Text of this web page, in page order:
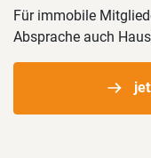
Für immobile
Absprache auch